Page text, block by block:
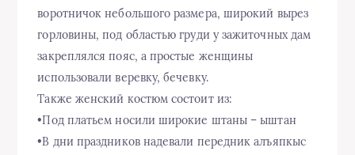
воротничок небольшого размера, широкий вырез
горловины, под областью груди у зажиточных дам
закреплялся пояс, а простые женщины
использовали веревку, бечевку.
Также женский костюм состоит из:
•Под платьем носили широкие штаны – ыштан
•В дни праздников надевали передник алъяпкыс